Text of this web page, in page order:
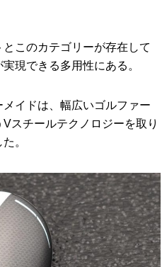
このカテゴリーが存在して
現できる多用性にある。
イドは、幅広いゴルファー
スチールテクノロジーを取り
。